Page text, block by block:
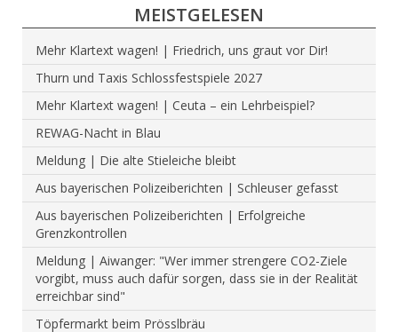
MEISTGELESEN
Mehr Klartext wagen! | Friedrich, uns graut vor Dir!
Thurn und Taxis Schlossfestspiele 2027
Mehr Klartext wagen! | Ceuta – ein Lehrbeispiel?
REWAG-Nacht in Blau
Meldung | Die alte Stieleiche bleibt
Aus bayerischen Polizeiberichten | Schleuser gefasst
Aus bayerischen Polizeiberichten | Erfolgreiche
Grenzkontrollen
Meldung | Aiwanger: "Wer immer strengere CO2-Ziele
vorgibt, muss auch dafür sorgen, dass sie in der Realität
erreichbar sind"
Töpfermarkt beim Prösslbräu